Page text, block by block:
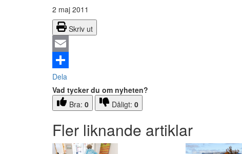
2 maj 2011
Skriv ut
Email
Dela
Vad tycker du om nyheten?
Bra: 0 Dåligt: 0
Fler liknande artiklar